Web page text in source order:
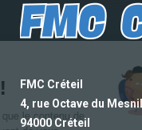
FMC Créteil
4, rue Octave du Mesnil
94000 Créteil